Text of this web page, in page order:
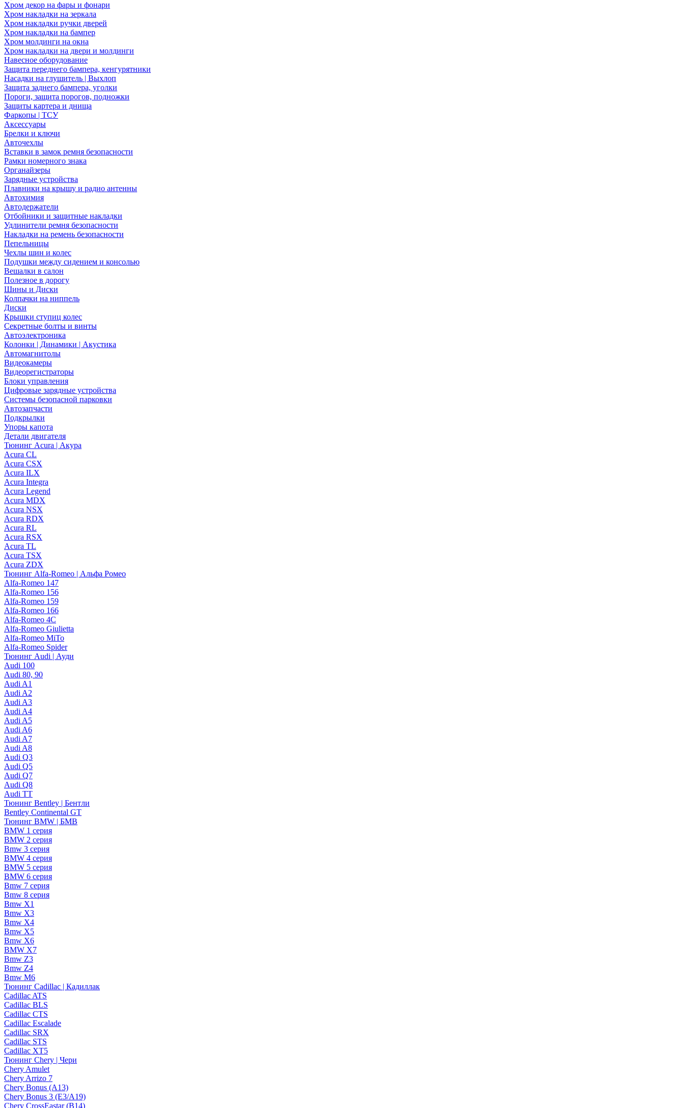
Хром декор на фары и фонари
Хром накладки на зеркала
Хром накладки ручки дверей
Хром накладки на бампер
Хром молдинги на окна
Хром накладки на двери и молдинги
Навесное оборудование
Защита переднего бампера, кенгурятники
Насадки на глушитель | Выхлоп
Защита заднего бампера, уголки
Пороги, защита порогов, подножки
Защиты картера и днища
Фаркопы | ТСУ
Аксессуары
Брелки и ключи
Авточехлы
Вставки в замок ремня безопасности
Рамки номерного знака
Органайзеры
Зарядные устройства
Плавники на крышу и радио антенны
Автохимия
Автодержатели
Отбойники и защитные накладки
Удлинители ремня безопасности
Накладки на ремень безопасности
Пепельницы
Чехлы шин и колес
Подушки между сидением и консолью
Вешалки в салон
Полезное в дорогу
Шины и Диски
Колпачки на ниппель
Диски
Крышки ступиц колес
Секретные болты и винты
Автоэлектроника
Колонки | Динамики | Акустика
Автомагнитолы
Видеокамеры
Видеорегистраторы
Блоки управления
Цифровые зарядные устройства
Системы безопасной парковки
Автозапчасти
Подкрылки
Упоры капота
Детали двигателя
Тюнинг Acura | Акура
Acura CL
Acura CSX
Acura ILX
Acura Integra
Acura Legend
Acura MDX
Acura NSX
Acura RDX
Acura RL
Acura RSX
Acura TL
Acura TSX
Acura ZDX
Тюнинг Alfa-Romeo | Альфа Ромео
Alfa-Romeo 147
Alfa-Romeo 156
Alfa-Romeo 159
Alfa-Romeo 166
Alfa-Romeo 4C
Alfa-Romeo Giulietta
Alfa-Romeo MiTo
Alfa-Romeo Spider
Тюнинг Audi | Ауди
Audi 100
Audi 80, 90
Audi A1
Audi A2
Audi A3
Audi A4
Audi A5
Audi A6
Audi A7
Audi A8
Audi Q3
Audi Q5
Audi Q7
Audi Q8
Audi TT
Тюнинг Bentley | Бентли
Bentley Continental GT
Тюнинг BMW | БМВ
BMW 1 серия
BMW 2 серия
Bmw 3 серия
BMW 4 серия
BMW 5 серия
BMW 6 серия
Bmw 7 серия
Bmw 8 серия
Bmw X1
Bmw X3
Bmw X4
Bmw X5
Bmw X6
BMW X7
Bmw Z3
Bmw Z4
Bmw М6
Тюнинг Cadillac | Кадиллак
Cadillac ATS
Cadillac BLS
Cadillac CTS
Cadillac Escalade
Cadillac SRX
Cadillac STS
Cadillac XT5
Тюнинг Chery | Чери
Chery Amulet
Chery Arrizo 7
Chery Bonus (A13)
Chery Bonus 3 (E3/A19)
Chery CrossEastar (B14)